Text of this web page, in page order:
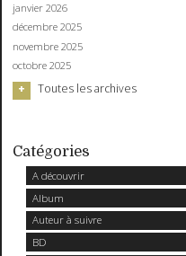
janvier 2026
décembre 2025
novembre 2025
octobre 2025
Toutes les archives
Catégories
A découvrir
Album
Auteur à suivre
BD